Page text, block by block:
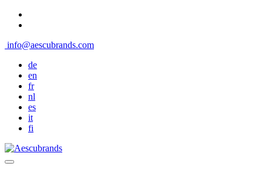
info@aescubrands.com
de
en
fr
nl
es
it
fi